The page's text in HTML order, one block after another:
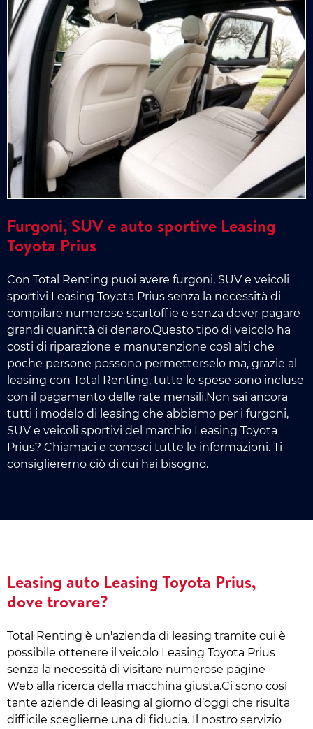
Furgoni, SUV e auto sportive Leasing
Toyota Prius
Con Total Renting puoi avere furgoni, SUV e veicoli
sportivi Leasing Toyota Prius senza la necessità di
compilare numerose scartoffie e senza dover pagare
grandi quanittà di denaro.Questo tipo di veicolo ha
costi di riparazione e manutenzione così alti che
poche persone possono permetterselo ma, grazie al
leasing con Total Renting, tutte le spese sono incluse
con il pagamento delle rate mensili.Non sai ancora
tutti i modelo di leasing che abbiamo per i furgoni,
SUV e veicoli sportivi del marchio Leasing Toyota
Prius? Chiamaci e conosci tutte le informazioni. Ti
consiglieremo ciò di cui hai bisogno.
Leasing auto Leasing Toyota Prius,
dove trovare?
Total Renting è un'azienda di leasing tramite cui è
possibile ottenere il veicolo Leasing Toyota Prius
senza la necessità di visitare numerose pagine
Web alla ricerca della macchina giusta.Ci sono così
tante aziende di leasing al giorno d’oggi che risulta
difficile sceglierne una di fiducia. Il nostro servizio